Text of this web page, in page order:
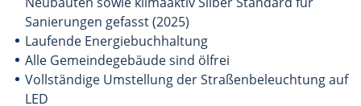
Sanierungen gefasst (2025)
Laufende Energiebuchhaltung
Alle Gemeindegebäude sind ölfrei
Vollständige Umstellung der Straßenbeleuchtung auf
LED